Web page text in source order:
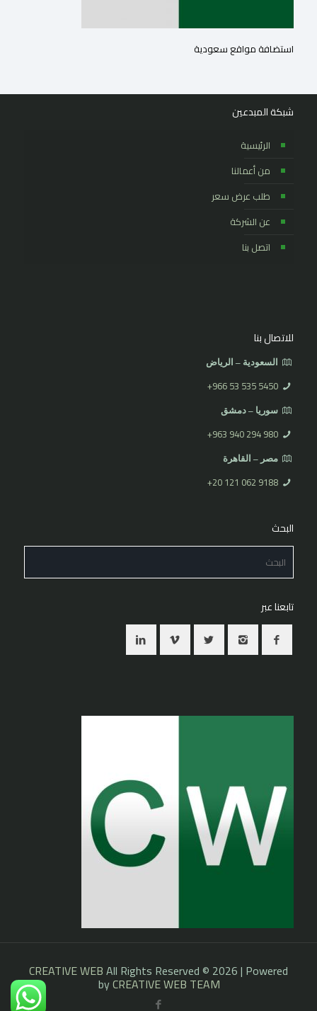
استضافة مواقع سعودية
شبكة المبدعين
الرئيسية
من أعمالنا
طلب عرض سعر
عن الشركة
اتصل بنا
للاتصال بنا
السعودية – الرياض
⁦+966 53 535 5450
سوريا – دمشق
⁦+963 940 294 980⁩
مصر – القاهرة
⁦+20 121 062 9188⁩
البحث
تابعنا عبر
CREATIVE WEBAll Rights Reserved © 2026 | Powered
byCREATIVE WEB TEAM